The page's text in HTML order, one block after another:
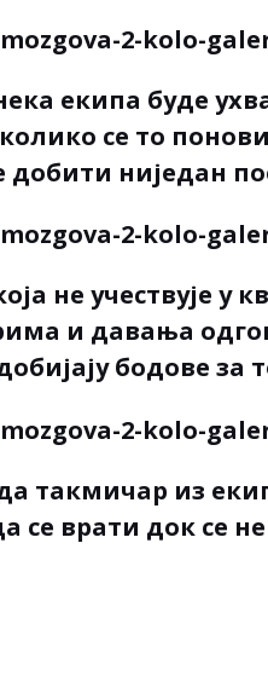
екипа буде
се то
добити ниједан
не учествује у
и давања
бодове за
да такмичар из
се врати док се